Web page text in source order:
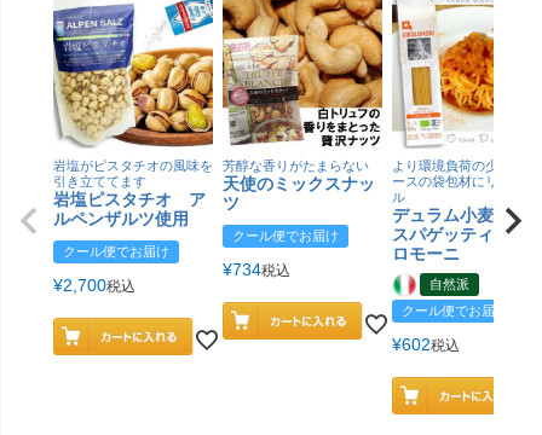
岩塩がピスタチオの風味を
引き立ててます
岩塩ピスタチオ ア
ルペンザルツ使用
クール便でお届け
¥2,700税込
芳醇な香りがたまらない
天使のミックスナッ
ツ
クール便でお届け
¥734税込
より環境負荷の少ない紙
ースの袋包材にリニュー
ル
デュラム小麦 有
スパゲッティ／ジ
ロモーニ
自然派
クール便でお届け
¥602税込